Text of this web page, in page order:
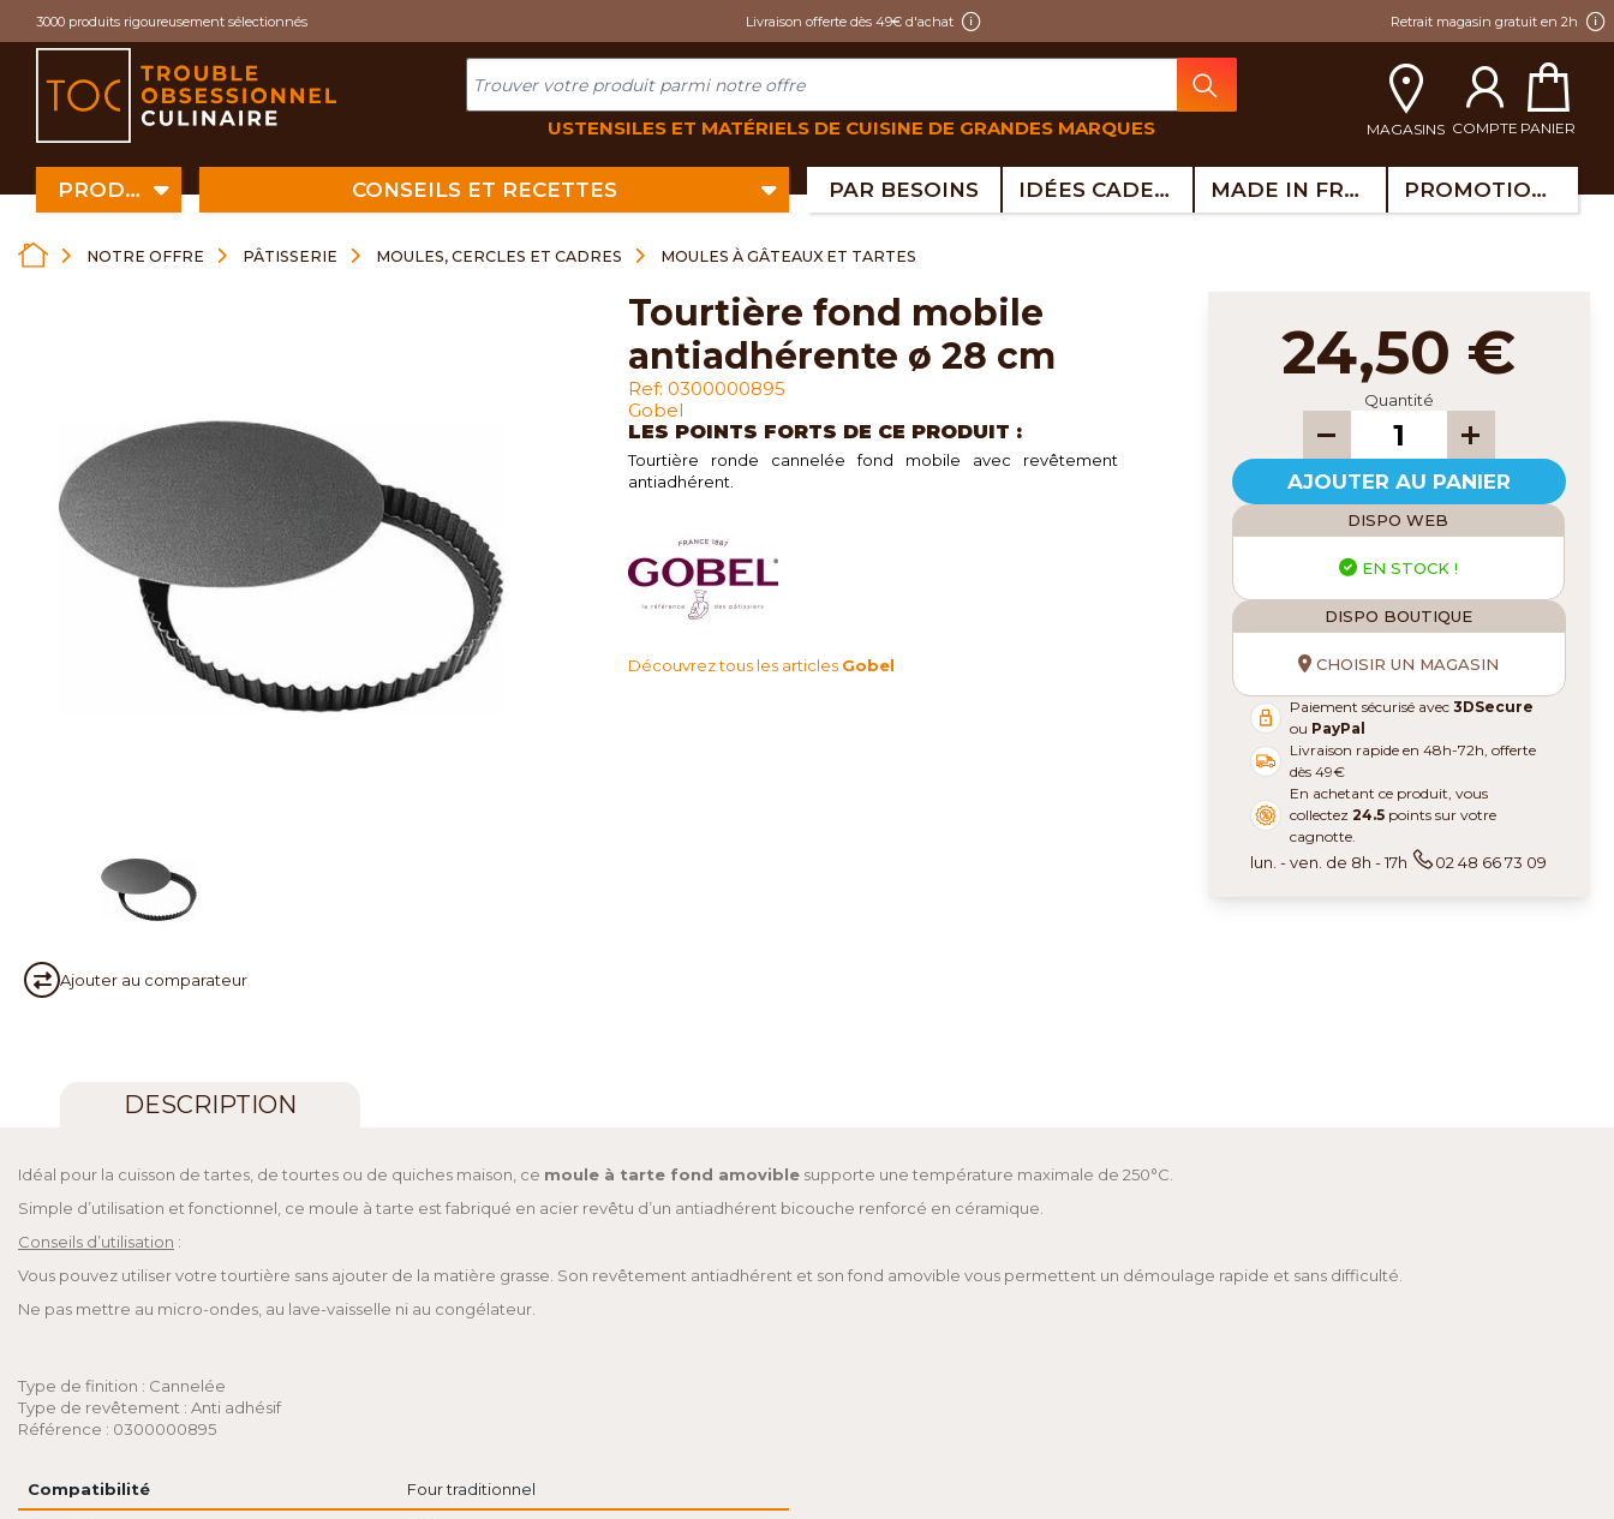
3000 produits rigoureusement sélectionnés Livraison offerte dès 49€ d'achat Retrait magasin gratuit en 2h
USTENSILES ET MATÉRIELS DE CUISINE DE GRANDES MARQUES MAGASINS COMPTE PANIER
PRODUITS CONSEILS ET RECETTES PAR BESOINS IDÉES CADEAUX MADE IN FRANCE PROMOTIONS
NOTRE OFFRE PÂTISSERIE MOULES, CERCLES ET CADRES MOULES À GÂTEAUX ET TARTES
Ajouter au comparateur
tourtière fond mobile
antiadhérente ø 28 cm
Ref: 0300000895
Gobel
LES POINTS FORTS DE CE PRODUIT :
Tourtière ronde cannelée fond mobile avec revêtement
antiadhérent.
Découvrez tous les articles Gobel
24,50 €
Quantité
AJOUTER AU PANIER
DISPO WEB
EN STOCK !
DISPO BOUTIQUE
CHOISIR UN MAGASIN
Paiement sécurisé avec3DSecure
ou PayPal
Livraison rapide en 48h-72h, offerte
dès 49€
En achetant ce produit, vous
collectez24.5 points sur votre
cagnotte.
lun. - ven. de 8h - 17h 02 48 66 73 09
DESCRIPTION
Idéal pour la cuisson de tartes, de tourtes ou de quiches maison, ce moule à tarte fond amovible supporte une température maximale de 250°C.
Simple d’utilisation et fonctionnel, ce moule à tarte est fabriqué en acier revêtu d’un antiadhérent bicouche renforcé en céramique.
Conseils d’utilisation :
Vous pouvez utiliser votre tourtière sans ajouter de la matière grasse. Son revêtement antiadhérent et son fond amovible vous permettent un démoulage rapide et sans difficulté.
Ne pas mettre au micro-ondes, au lave-vaisselle ni au congélateur.
Type de finition : Cannelée
Type de revêtement : Anti adhésif
Référence : 0300000895
Compatibilité Four traditionnel